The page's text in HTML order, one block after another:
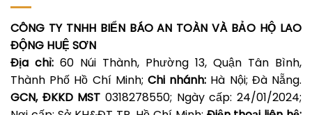
CÔNG TY TNHH BIỂN BÁO AN TOÀN VÀ BẢO HỘ LAO
ĐỘNG HUỆ SƠN
Địa chỉ: 60 Núi Thành, Phường 13, Quận Tân Bình,
Thành Phố Hồ Chí Minh; Chi nhánh: Hà Nội; Đà Nẵng.
GCN, ĐKKD MST 0318278550; Ngày cấp: 24/01/2024;